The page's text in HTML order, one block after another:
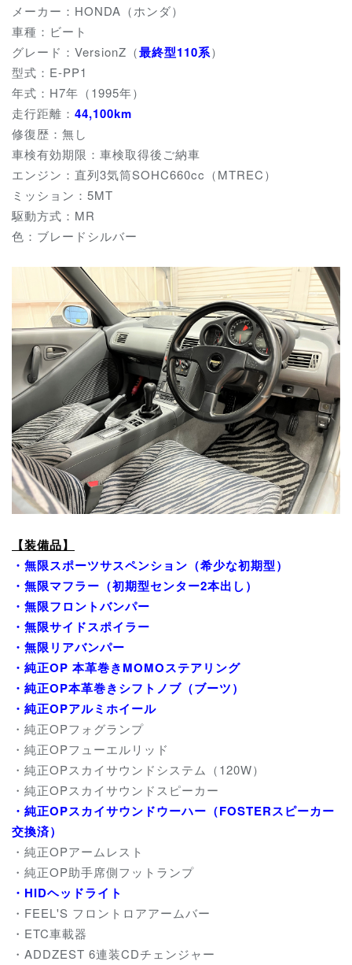
メーカー：HONDA（ホンダ）
車種：ビート
グレード：VersionZ（最終型110系）
型式：E-PP1
年式：H7年（1995年）
走行距離： 44,100km
修復歴：無し
車検有効期限：車検取得後ご納車
エンジン：直列3気筒SOHC660cc（MTREC）
ミッション：5MT
駆動方式：MR
色：ブレードシルバー
【装備品】
・無限スポーツサスペンション（希少な初期型）
・無限マフラー（初期型センター2本出し）
・無限フロントバンパー
・無限サイドスポイラー
・無限リアバンパー
・純正OP 本革巻きMOMOステアリング
・純正OP本革巻きシフトノブ（ブーツ）
・純正OPアルミホイール
・純正OPフォグランプ
・純正OPフューエルリッド
・純正OPスカイサウンドシステム（120W）
・純正OPスカイサウンドスピーカー
・純正OPスカイサウンドウーハー（FOSTERスピーカー
交換済）
・純正OPアームレスト
・純正OP助手席側フットランプ
・HIDヘッドライト
・FEEL'S フロントロアアームバー
・ETC車載器
・ADDZEST 6連装CDチェンジャー